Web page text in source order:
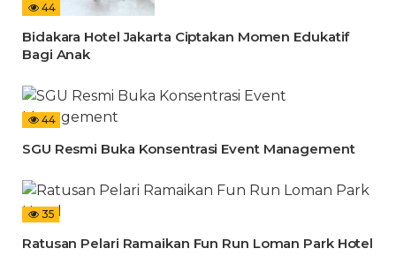
44
Bidakara Hotel Jakarta Ciptakan Momen Edukatif
Bagi Anak
44
SGU Resmi Buka Konsentrasi Event Management
35
Ratusan Pelari Ramaikan Fun Run Loman Park Hotel